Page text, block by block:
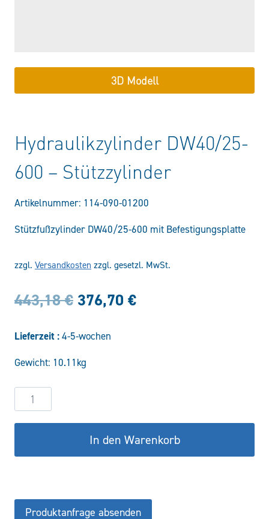
3D Modell
Hydraulikzylinder DW40/25-
600 – Stützzylinder
Artikelnummer: 114-090-01200
Stützfußzylinder DW40/25-600 mit Befestigungsplatte
zzgl. Versandkosten zzgl. gesetzl. MwSt.
443,18€ Ursprünglicher
443,18 €
376,70 €Aktueller
Lieferzeit : 4-5-wochen
Gewicht: 10.11kg
Hydraulikzylinder
DW40/25-
600
Stützzylinder
In den Warenkorb
Produktanfrage absenden